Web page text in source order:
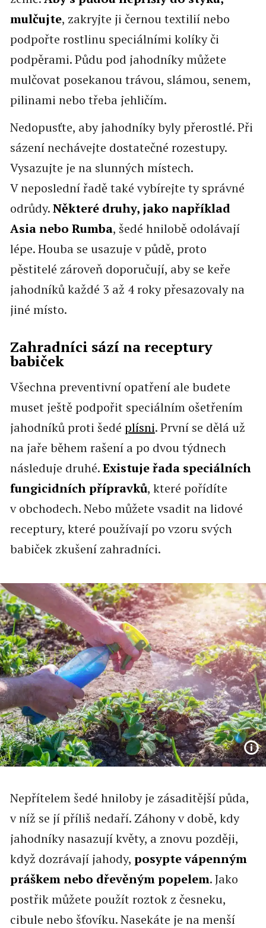
mulčujte, zakryjte ji černou textilií nebo
podpořte rostlinu speciálními kolíky či
podpěrami. Půdu pod jahodníky můžete
mulčovat posekanou trávou, slámou, senem,
pilinami nebo třeba jehličím.
Nedopusťte, aby jahodníky byly přerostlé. Při
sázení nechávejte dostatečné rozestupy.
Vysazujte je na slunných místech.
V neposlední řadě také vybírejte ty správné
odrůdy.Některé druhy, jako například
Asia nebo Rumba, šedé hnilobě odolávají
lépe. Houba se usazuje v půdě, proto
pěstitelé zároveň doporučují, aby se keře
jahodníků každé 3 až 4 roky přesazovaly na
jiné místo.
Zahradníci sází na receptury
babiček
Všechna preventivní opatření ale budete
muset ještě podpořit speciálním ošetřením
jahodníků proti šedé plísni. První se dělá už
na jaře během rašení a po dvou týdnech
následuje druhé.Existuje řada speciálních
fungicidních přípravků, které pořídíte
v obchodech. Nebo můžete vsadit na lidové
receptury, které používají po vzoru svých
babiček zkušení zahradníci.
Nepřítelem šedé hniloby je zásaditější půda,
v níž se jí příliš nedaří. Záhony v době, kdy
jahodníky nasazují květy, a znovu později,
když dozrávají jahody, posypte vápenným
práškem nebo dřevěným popelem. Jako
postřik můžete použít roztok z česneku,
cibule nebo šťovíku. Nasekáte je na menší